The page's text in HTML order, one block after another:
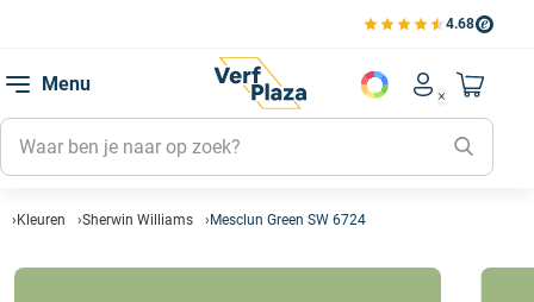
4.68
Bekijk de verfplaza
Menu
Account
Mijn
Mijn
Mijn
Naar
Kleuren Sherwin Williams Mesclun Green SW 6724